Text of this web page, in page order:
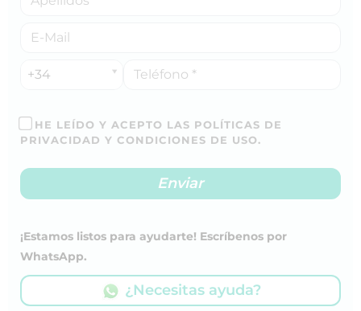
+34
HE LEÍDO Y ACEPTO LAS POLÍTICAS DE
PRIVACIDAD Y CONDICIONES DE USO.
¡Estamos listos para ayudarte! Escríbenos por
WhatsApp.
¿Necesitas ayuda?